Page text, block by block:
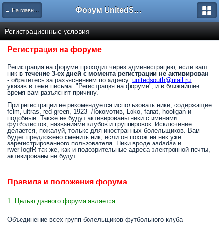
← На главную Форум UnitedSouth
Регистрационные условия
Регистрация на форуме
Регистрация на форуме проходит через администрацию, если ваш
ник в течение 3-ех дней с момента регистрации не активирован
- обратитесь за разъяснением по адресу: unitedsouth@mail.ru,
указав в теме письма: "Регистрация на форуме", и в ближайшее
время вам разъяснят причину.
При регистрации не рекомендуется использовать ники, содержащие
fclm, ultras, red-green, 1923, Локомотив, Loko, fanat, hooligan и
подобные. Также не будут активированы ники с именами
футболистов, названиями клубов и группировок. Исключение
делается, пожалуй, только для иностранных болельщиков. Вам
будет предложено сменить ник, если он похож на ник уже
зарегистрированного пользователя. Ники вроде asdsdsa и
rwerTоgfR так же, как и подозрительные адреса электронной почты,
активированы не будут.
Правила и положения форума
1. Целью данного форума является:
Объединение всех групп болельщиков футбольного клуба